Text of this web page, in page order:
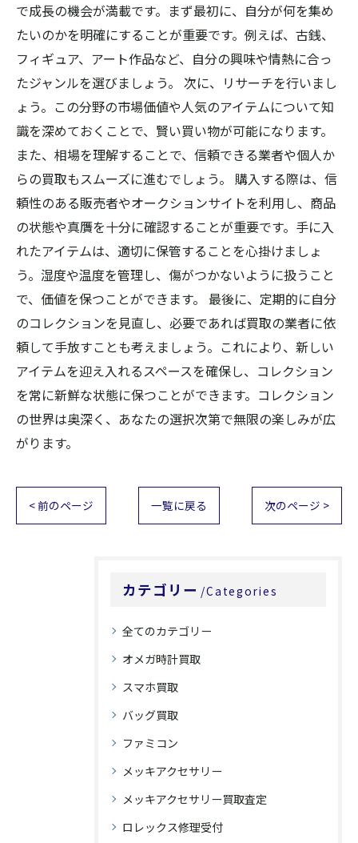
で成長の機会が満載です。まず最初に、自分が何を集め
たいのかを明確にすることが重要です。例えば、古銭、
フィギュア、アート作品など、自分の興味や情熱に合っ
たジャンルを選びましょう。 次に、リサーチを行いまし
ょう。この分野の市場価値や人気のアイテムについて知
識を深めておくことで、賢い買い物が可能になります。
また、相場を理解することで、信頼できる業者や個人か
らの買取もスムーズに進むでしょう。 購入する際は、信
頼性のある販売者やオークションサイトを利用し、商品
の状態や真贋を十分に確認することが重要です。手に入
れたアイテムは、適切に保管することを心掛けましょ
う。湿度や温度を管理し、傷がつかないように扱うこと
で、価値を保つことができます。 最後に、定期的に自分
のコレクションを見直し、必要であれば買取の業者に依
頼して手放すことも考えましょう。これにより、新しい
アイテムを迎え入れるスペースを確保し、コレクション
を常に新鮮な状態に保つことができます。コレクション
の世界は奥深く、あなたの選択次第で無限の楽しみが広
がります。
< 前のページ 一覧に戻る 次のページ >
カテゴリー Categories
全てのカテゴリー
オメガ時計買取
スマホ買取
バッグ買取
ファミコン
メッキアクセサリー
メッキアクセサリー買取査定
ロレックス修理受付